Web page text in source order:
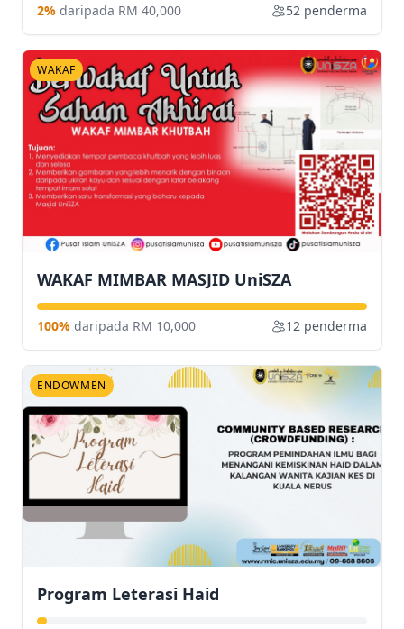
2% daripada RM 40,000 52 penderma
WAKAF
WAKAF MIMBAR MASJID UniSZA
100% daripada RM 10,000 12 penderma
ENDOWMEN
Program Leterasi Haid